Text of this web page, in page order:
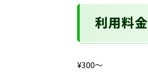
利用料金
¥300〜